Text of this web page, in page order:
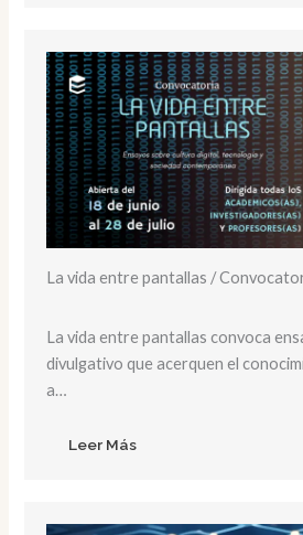
La vida entre pantallas /
La vida entre pantallas convoca
divulgativo que acerquen el
a…
Leer Más